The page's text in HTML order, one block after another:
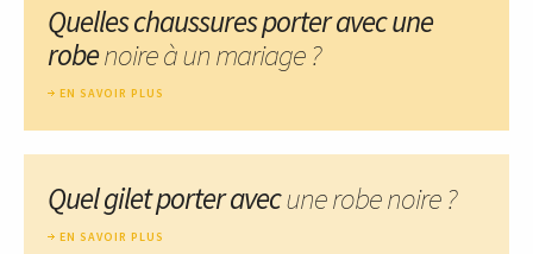
Quelles chaussures porter avec une
robenoire à un mariage ?
EN SAVOIR PLUS
Quel gilet porter avecune robe noire ?
EN SAVOIR PLUS